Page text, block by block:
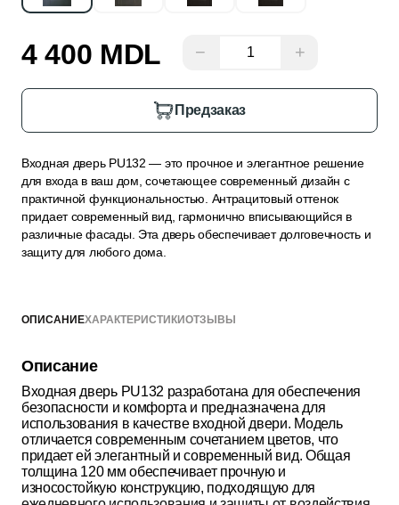
4 400 MDL − +
Предзаказ
Входная дверь PU132 — это прочное и элегантное решение
для входа в ваш дом, сочетающее современный дизайн с
практичной функциональностью. Антрацитовый оттенок
придает современный вид, гармонично вписывающийся в
различные фасады. Эта дверь обеспечивает долговечность и
защиту для любого дома.
ОПИСАНИЕХАРАКТЕРИСТИКИОТЗЫВЫ
Описание
Входная дверь PU132 разработана для обеспечения
безопасности и комфорта и предназначена для
использования в качестве входной двери. Модель
отличается современным сочетанием цветов, что
придает ей элегантный и современный вид. Общая
толщина 120 мм обеспечивает прочную и
износостойкую конструкцию, подходящую для